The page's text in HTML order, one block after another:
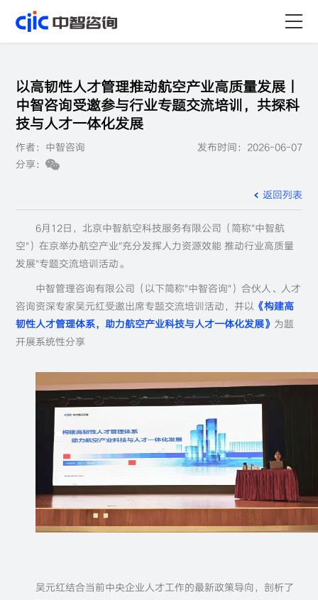
服务
行业
资源
职业
以高韧性人才管理推动航空产业高质量发展丨
中智咨询受邀参与行业专题交流培训，共探科
技与人才一体化发展
作者：中智咨询
发布时间：2026-06-07
分享：
返回列表
6月12日，北京中智航空科技服务有限公司（简称"中智航
空"）在京举办航空产业"充分发挥人力资源效能 推动行业高质量
发展"专题交流培训活动。
中智管理咨询有限公司（以下简称"中智咨询"）合伙人、人才
咨询资深专家吴元红受邀出席专题交流培训活动，并以 《构建高
韧性人才管理体系，助力航空产业科技与人才一体化发展》 为题
开展系统性分享
吴元红结合当前中央企业人才工作的最新政策导向，剖析了